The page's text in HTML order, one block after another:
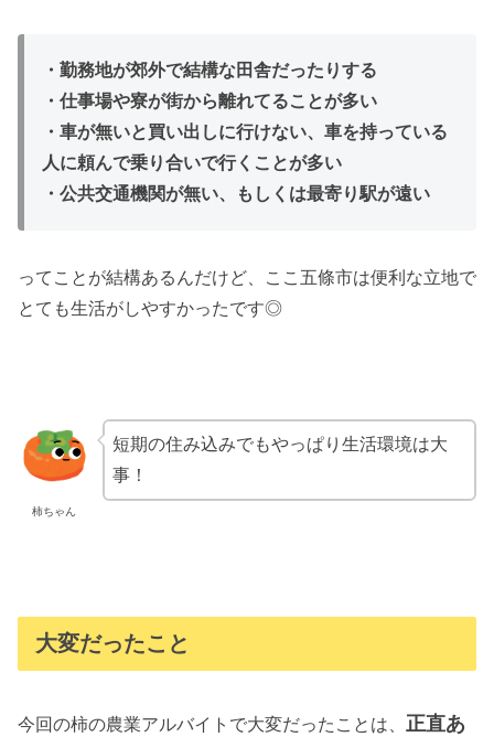
・勤務地が郊外で結構な田舎だったりする
・仕事場や寮が街から離れてることが多い
・車が無いと買い出しに行けない、車を持っている
人に頼んで乗り合いで行くことが多い
・公共交通機関が無い、もしくは最寄り駅が遠い
ってことが結構あるんだけど、ここ五條市は便利な立地で
とても生活がしやすかったです◎
柿ちゃん
短期の住み込みでもやっぱり生活環境は大
事！
大変だったこと
今回の柿の農業アルバイトで大変だったことは、 正直あ